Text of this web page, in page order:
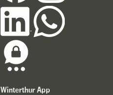
Winterthur App